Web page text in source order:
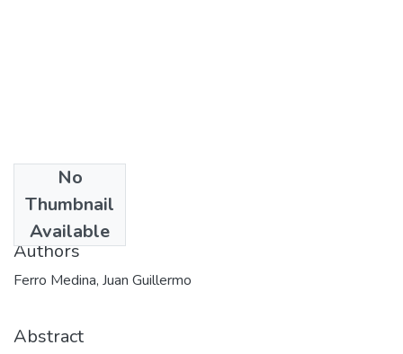
No
Thumbnail
Available
2004
Authors
Ferro Medina, Juan Guillermo
Abstract